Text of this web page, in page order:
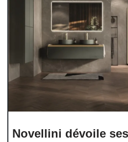
Novellini dévoile